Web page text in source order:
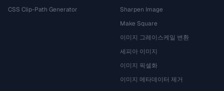
CSS Clip-Path Generator
Sharpen Image
Make Square
이미지 그레이스케일 변환
세피아 이미지
이미지 픽셀화
이미지 메타데이터 제거